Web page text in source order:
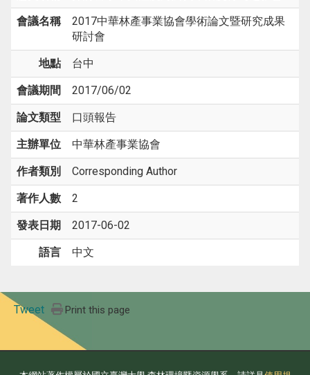
會議名稱
2017中華林產事業協會學術論文暨研究成果
研討會
地點 台中
會議期間 2017/06/02
論文類型 口頭報告
主辦單位 中華林產事業協會
作者類別 Corresponding Author
著作人數 2
發表日期 2017-06-02
語言 中文
Tweet Print this page